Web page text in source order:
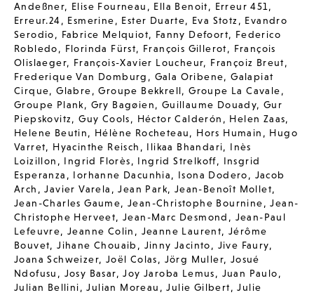
Andeßner, Elise Fourneau , Ella Benoit, Erreur 451,
Erreur.24, Esmerine, Ester Duarte, Eva Stotz , Evandro
Serodio, Fabrice Melquiot, Fanny Defoort, Federico
Robledo, Florinda Fürst, François Gillerot, François
Olislaeger, François-Xavier Loucheur, Françoiz Breut,
Frederique Van Domburg , Gala Oribene,Galapiat
Cirque,Glabre,Groupe Bekkrell,Groupe La Cavale,
Groupe Plank, Gry Bagøien, Guillaume Douady,Gur
Piepskovitz,Guy Cools, Héctor Calderón , Helen Zaas,
Helene Beutin, Hélène Rocheteau, Hors Humain , Hugo
Varret, Hyacinthe Reisch , Ilikaa Bhandari, Inès
Loizillon , Ingrid Florès, Ingrid Strelkoff, Insgrid
Esperanza , Iorhanne Dacunhia, Isona Dodero, Jacob
Arch ,Javier Varela ,Jean Park, Jean-Benoît Mollet,
Jean-Charles Gaume,Jean-Christophe Bournine,Jean-
Christophe Herveet,Jean-Marc Desmond , Jean-Paul
Lefeuvre,Jeanne Colin , Jeanne Laurent,Jérôme
Bouvet,Jihane Chouaib , Jinny Jacinto, Jive Faury,
Joana Schweizer, Joël Colas, Jörg Muller, Josué
Ndofusu , Josy Basar,Joy Jaroba Lemus, Juan Paulo,
Julian Bellini,Julian Moreau ,Julie Gilbert,Julie